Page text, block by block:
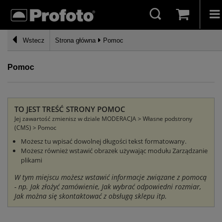
Wstecz Strona główna Pomoc
Pomoc
TO JEST TREŚĆ STRONY POMOC
Jej zawartość zmienisz w dziale MODERACJA > Własne podstrony
(CMS) > Pomoc
Możesz tu wpisać dowolnej długości tekst formatowany.
Możesz również wstawić obrazek używając modułu Zarządzanie
plikami
W tym miejscu możesz wstawić informacje związane z pomocą
- np. Jak złożyć zamówienie, Jak wybrać odpowiedni rozmiar,
Jak można się skontaktować z obsługą sklepu itp.